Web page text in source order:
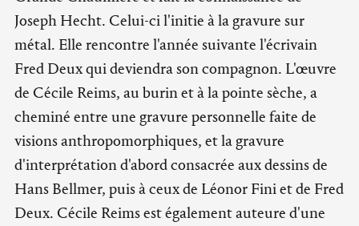
Joseph Hecht. Celui-ci l'initie à la gravure sur
métal. Elle rencontre l'année suivante l'écrivain
Fred Deux qui deviendra son compagnon. L'œuvre
de Cécile Reims, au burin et à la pointe sèche, a
cheminé entre une gravure personnelle faite de
visions anthropomorphiques, et la gravure
d'interprétation d'abord consacrée aux dessins de
Hans Bellmer, puis à ceux de Léonor Fini et de Fred
Deux. Cécile Reims est également auteure d'une